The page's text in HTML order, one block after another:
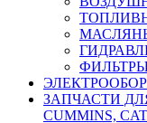
ЗАПЧАСТИ
CUMMINS, CAT